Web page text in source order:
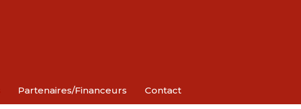
Partenaires/Financeurs Contact